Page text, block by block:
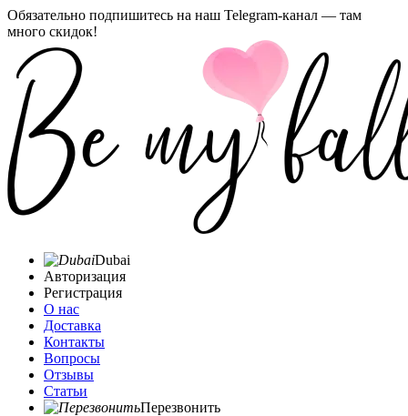
Обязательно подпишитесь на наш Telegram-канал — там
много скидок!
Dubai
Авторизация
Регистрация
О нас
Доставка
Контакты
Вопросы
Отзывы
Статьи
Перезвонить